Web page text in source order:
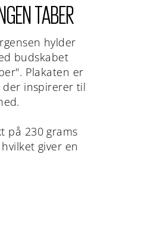
TABER
hylder
budskabet
Plakaten er
der inspirerer til
på 230 grams
giver en